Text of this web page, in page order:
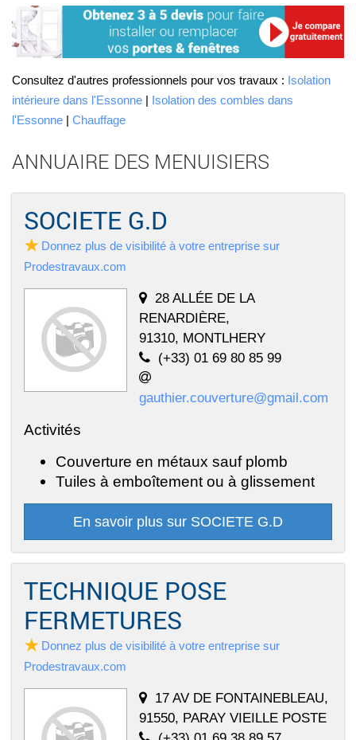
Consultez d'autres professionnels pour vos travaux : Isolation
intérieure dans l'Essonne | Isolation des combles dans
l'Essonne | Chauffage
ANNUAIRE DES MENUISIERS
SOCIETE G.D
Donnez plus de visibilité à votre entreprise sur
Prodestravaux.com
28 ALLÉE DE LA
RENARDIÈRE,
91310, MONTLHERY
(+33) 01 69 80 85 99
gauthier.couverture@gmail.com
Activités
Couverture en métaux sauf plomb
Tuiles à emboîtement ou à glissement
En savoir plus sur SOCIETE G.D
TECHNIQUE POSE
FERMETURES
Donnez plus de visibilité à votre entreprise sur
Prodestravaux.com
17 AV DE FONTAINEBLEAU,
91550, PARAY VIEILLE POSTE